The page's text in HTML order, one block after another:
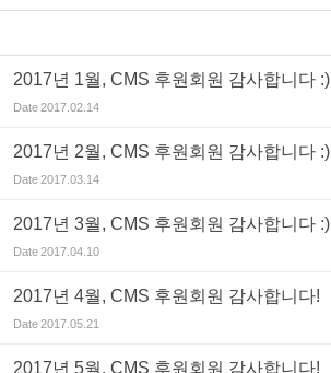
2017년 1월, CMS 후원회원 감사합니다 :)
Date2017.02.14
2017년 2월, CMS 후원회원 감사합니다 :)
Date2017.03.14
2017년 3월, CMS 후원회원 감사합니다 :)
Date2017.04.10
2017년 4월, CMS 후원회원 감사합니다!
Date2017.05.21
2017년 5월, CMS 후원회원 감사합니다!